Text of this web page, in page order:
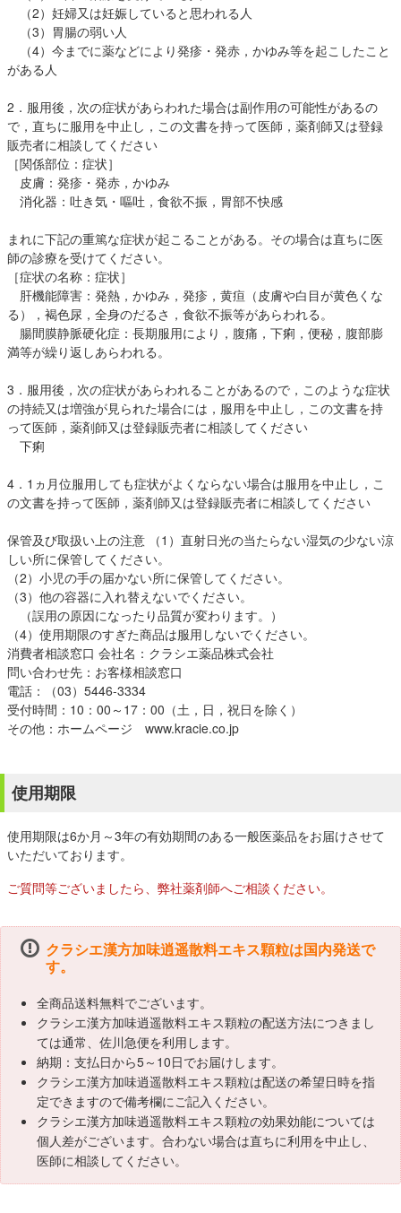
（2）妊婦又は妊娠していると思われる人
（3）胃腸の弱い人
（4）今までに薬などにより発疹・発赤，かゆみ等を起こしたこと
がある人
2．服用後，次の症状があらわれた場合は副作用の可能性があるの
で，直ちに服用を中止し，この文書を持って医師，薬剤師又は登録
販売者に相談してください
［関係部位：症状］
皮膚：発疹・発赤，かゆみ
消化器：吐き気・嘔吐，食欲不振，胃部不快感
まれに下記の重篤な症状が起こることがある。その場合は直ちに医
師の診療を受けてください。
［症状の名称：症状］
肝機能障害：発熱，かゆみ，発疹，黄疸（皮膚や白目が黄色くな
る），褐色尿，全身のだるさ，食欲不振等があらわれる。
腸間膜静脈硬化症：長期服用により，腹痛，下痢，便秘，腹部膨
満等が繰り返しあらわれる。
3．服用後，次の症状があらわれることがあるので，このような症状
の持続又は増強が見られた場合には，服用を中止し，この文書を持
って医師，薬剤師又は登録販売者に相談してください
下痢
4．1ヵ月位服用しても症状がよくならない場合は服用を中止し，こ
の文書を持って医師，薬剤師又は登録販売者に相談してください
保管及び取扱い上の注意 （1）直射日光の当たらない湿気の少ない涼
しい所に保管してください。
（2）小児の手の届かない所に保管してください。
（3）他の容器に入れ替えないでください。
（誤用の原因になったり品質が変わります。）
（4）使用期限のすぎた商品は服用しないでください。
消費者相談窓口 会社名：クラシエ薬品株式会社
問い合わせ先：お客様相談窓口
電話：（03）5446-3334
受付時間：10：00～17：00（土，日，祝日を除く）
その他：ホームページ www.kracie.co.jp
使用期限
使用期限は6か月～3年の有効期間のある一般医薬品をお届けさせて
いただいております。
ご質問等ございましたら、弊社薬剤師へご相談ください。
クラシエ漢方加味逍遥散料エキス顆粒は国内発送で
す。
全商品送料無料でございます。
クラシエ漢方加味逍遥散料エキス顆粒の配送方法につきまし
ては通常、佐川急便を利用します。
納期：支払日から5～10日でお届けします。
クラシエ漢方加味逍遥散料エキス顆粒は配送の希望日時を指
定できますので備考欄にご記入ください。
クラシエ漢方加味逍遥散料エキス顆粒の効果効能については
個人差がございます。合わない場合は直ちに利用を中止し、
医師に相談してください。